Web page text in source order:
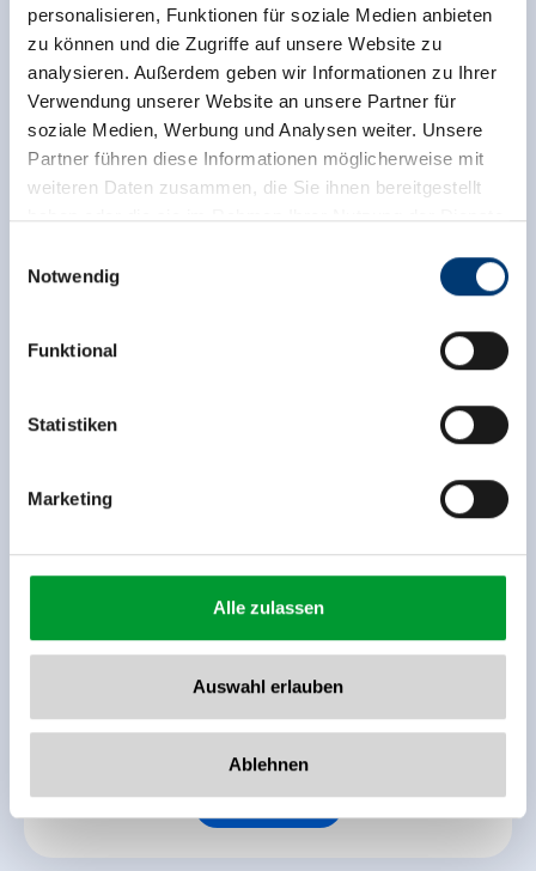
personalisieren, Funktionen für soziale Medien anbieten
zu können und die Zugriffe auf unsere Website zu
analysieren. Außerdem geben wir Informationen zu Ihrer
Verwendung unserer Website an unsere Partner für
soziale Medien, Werbung und Analysen weiter. Unsere
Partner führen diese Informationen möglicherweise mit
weiteren Daten zusammen, die Sie ihnen bereitgestellt
haben oder die sie im Rahmen Ihrer Nutzung der Dienste
Rohr 23// A-6280 Zell am Ziller
www.zillertalarena.com
Notwendig
Funktional
Statistiken
Marketing
Alle zulassen
Auswahl erlauben
Ablehnen
Zurück zur Übersicht
Jetzt für den newsletter
anmelden!
Anmelden